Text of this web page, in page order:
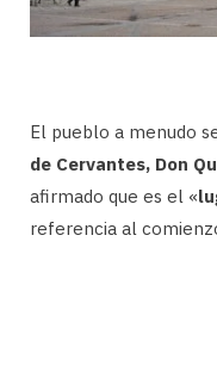
El pueblo a menudo
de Cervantes, Don
afirmado que es el «
referencia al